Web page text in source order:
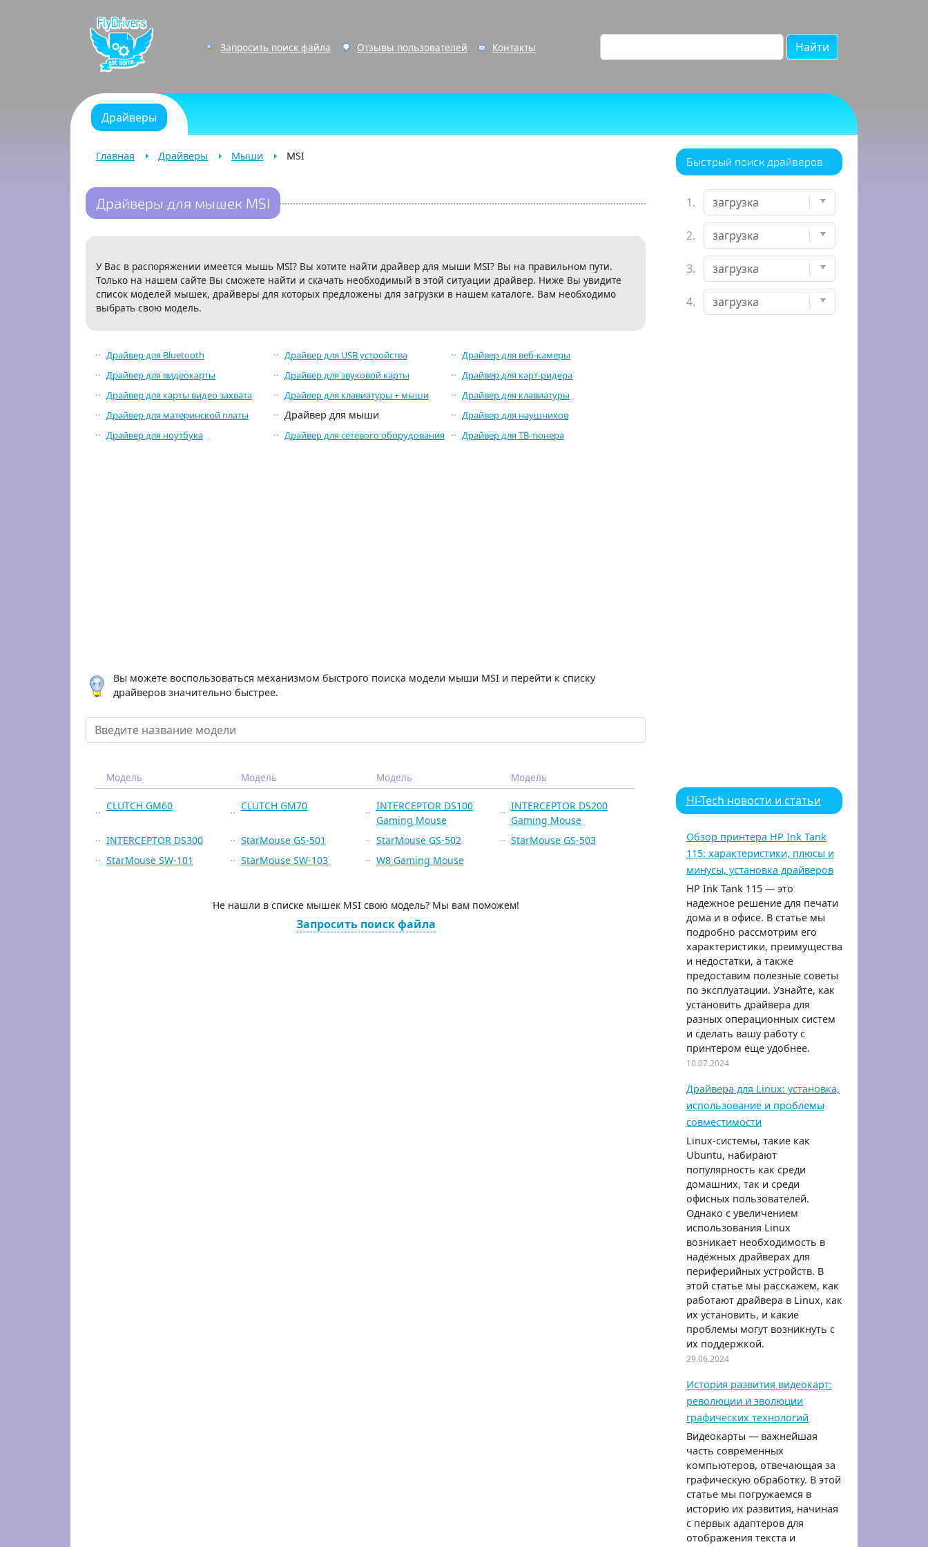
Запросить поиск файла Отзывы пользователей Контакты Найти
Драйверы
Главная Драйверы Мыши MSI
Драйверы для мышек MSI
У Вас в распоряжении имеется мышь MSI? Вы хотите найти драйвер для мыши MSI? Вы на правильном пути.
Только на нашем сайте Вы сможете найти и скачать необходимый в этой ситуации драйвер. Ниже Вы увидите
список моделей мышек, драйверы для которых предложены для загрузки в нашем каталоге. Вам необходимо
выбрать свою модель.
Драйвер для Bluetooth Драйвер для USB устройства
Драйвер для веб-камеры
Драйвер для видеокарты
Драйвер для звуковой карты
Драйвер для карт-ридера
Драйвер для карты видео захвата
Драйвер для клавиатуры + мыши
Драйвер для клавиатуры
Драйвер для материнской платы
Драйвер для мыши
Драйвер для наушников
Драйвер для ноутбука
Драйвер для сетевого оборудования Драйвер для ТВ-тюнера
Вы можете воспользоваться механизмом быстрого поиска модели мыши MSI и перейти к списку
драйверов значительно быстрее.
Модель Модель Модель Модель
CLUTCH GM60 CLUTCH GM70
INTERCEPTOR DS100
Gaming Mouse
INTERCEPTOR DS200
Gaming Mouse
INTERCEPTOR DS300
StarMouse GS-501 StarMouse GS-502
StarMouse GS-503
StarMouse SW-101
StarMouse SW-103 W8 Gaming Mouse
Не нашли в списке мышек MSI свою модель? Мы вам поможем!
Запросить поиск файла
Быстрый поиск драйверов
1.
2.
3.
4.
Hi-Tech новости и статьи
Обзор принтера HP Ink Tank
115: характеристики, плюсы и
минусы, установка драйверов
HP Ink Tank 115 — это
надежное решение для печати
дома и в офисе. В статье мы
подробно рассмотрим его
характеристики, преимущества
и недостатки, а также
предоставим полезные советы
по эксплуатации. Узнайте, как
установить драйвера для
разных операционных систем
и сделать вашу работу с
принтером еще удобнее.
10.07.2024
Драйвера для Linux: установка,
использование и проблемы
совместимости
Linux-системы, такие как
Ubuntu, набирают
популярность как среди
домашних, так и среди
офисных пользователей.
Однако с увеличением
использования Linux
возникает необходимость в
надёжных драйверах для
периферийных устройств. В
этой статье мы расскажем, как
работают драйвера в Linux, как
их установить, и какие
проблемы могут возникнуть с
их поддержкой.
29.06.2024
История развития видеокарт:
революции и эволюции
графических технологий
Видеокарты — важнейшая
часть современных
компьютеров, отвечающая за
графическую обработку. В этой
статье мы погружаемся в
историю их развития, начиная
с первых адаптеров для
отображения текста и